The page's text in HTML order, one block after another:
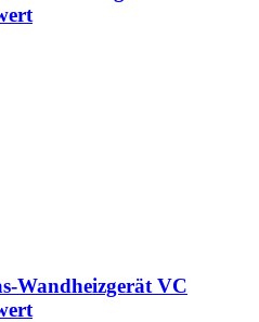
Wandheizgerät VC